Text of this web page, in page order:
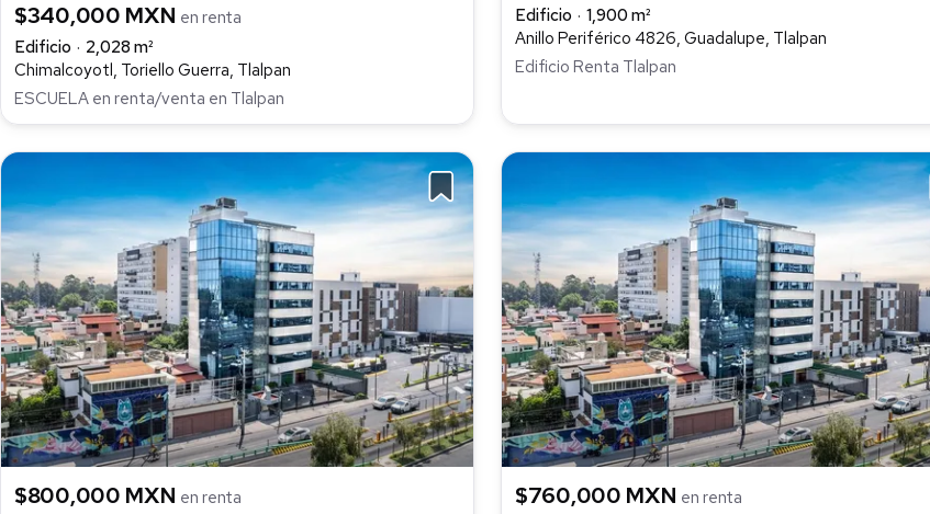
$340,000 MXN en renta
Edificio
2,028 m²
Chimalcoyotl, Toriello Guerra, Tlalpan
ESCUELA en renta/venta en Tlalpan
Edificio
1,900 m²
Anillo Periférico 4826, Guadalupe, Tlalpan
Edificio Renta Tlalpan
$800,000 MXN en renta
$760,000 MXN en renta